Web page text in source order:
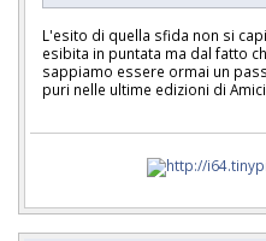
L'esito di quella sfida non si
esibita in puntata ma dal fatto
sappiamo essere ormai un
puri nelle ultime edizioni di